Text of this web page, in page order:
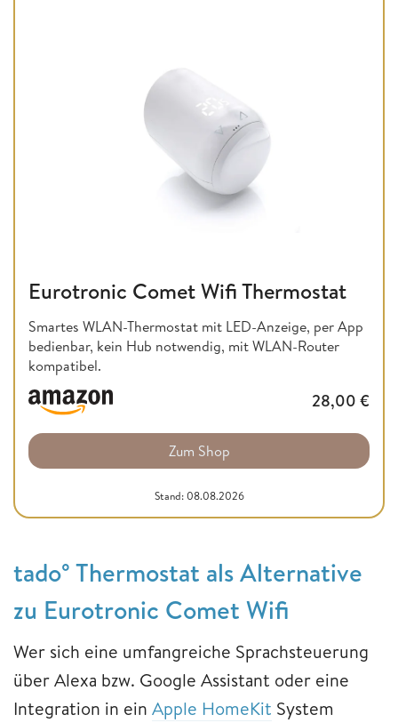
Eurotronic Comet Wifi Thermostat
Smartes WLAN-Thermostat mit LED-Anzeige, per App
bedienbar, kein Hub notwendig, mit WLAN-Router
kompatibel.
28,00 €
Zum Shop
Stand: 08.08.2026
tado° Thermostat als Alternative
zu Eurotronic Comet Wifi
Wer sich eine umfangreiche Sprachsteuerung
über Alexa bzw. Google Assistant oder eine
Integration in ein Apple HomeKit System